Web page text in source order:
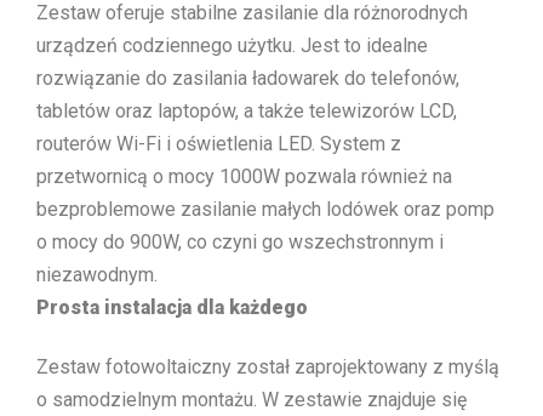
Zestaw oferuje stabilne zasilanie dla różnorodnych
urządzeń codziennego użytku. Jest to idealne
rozwiązanie do zasilania ładowarek do telefonów,
tabletów oraz laptopów, a także telewizorów LCD,
routerów Wi-Fi i oświetlenia LED. System z
przetwornicą o mocy 1000W pozwala również na
bezproblemowe zasilanie małych lodówek oraz pomp
o mocy do 900W, co czyni go wszechstronnym i
niezawodnym.
Prosta instalacja dla każdego
Zestaw fotowoltaiczny został zaprojektowany z myślą
o samodzielnym montażu. W zestawie znajduje się